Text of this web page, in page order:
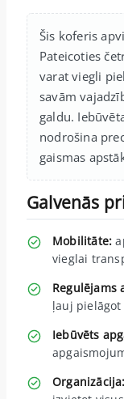
Šis koferis
Pateicoties
varat viegli
savām
galdu.
nodrošina
gaismas
Galvenās
Mobilitāte:
vieglai
Regulējams
ļauj
Iebūvēts
Organizācija: